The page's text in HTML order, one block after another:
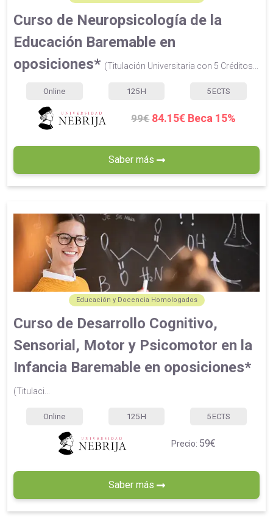
Curso de Neuropsicología de la
Educación Baremable en
oposiciones* (Titulación Universitaria con 5 Créditos...
Online 125 H 5 ECTS
99€ 84.15€ Beca 15%
Saber más
Educación y Docencia Homologados
Curso de Desarrollo Cognitivo,
Sensorial, Motor y Psicomotor en la
Infancia Baremable en oposiciones*
(Titulaci...
Online 125 H 5 ECTS
Precio: 59€
Saber más